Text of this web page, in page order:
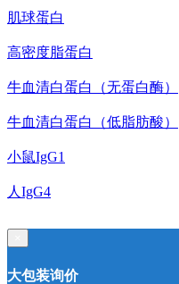
肌球蛋白
高密度脂蛋白
牛血清白蛋白（无蛋白酶）
牛血清白蛋白（低脂肪酸）